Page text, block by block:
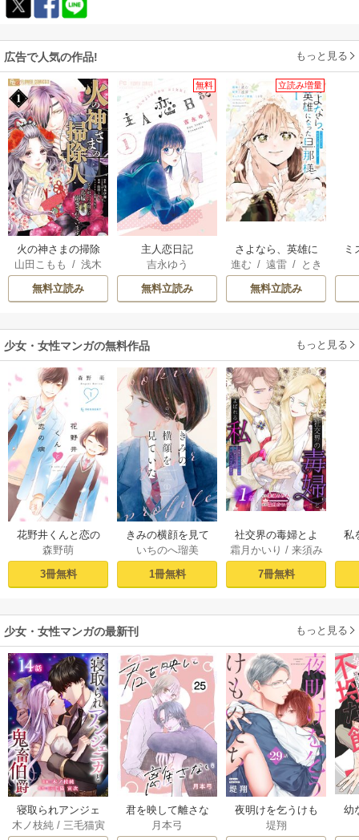
広告で人気の作品! もっと見る
火の神さまの掃除
人ですが、いつの
間にか花嫁として
溺愛されています
山田こもも /浅木
伊都/SNC
無料立読み
無料
主人恋日記
吉永ゆう
無料立読み
立読み増量
さよなら、英雄に
なった旦那様 ～
ただ祈るだけの役
立たずな妻のはず
進む / 遠雷/ とき
間
無料立読み
ミ
少女・女性マンガの無料作品 もっと見る
花野井くんと恋の
病（１）
森野萌
3冊無料
きみの横顔を見て
いた（１）
いちのへ瑠美
1冊無料
社交界の毒婦とよ
ばれる私～素敵な
辺境伯令息に腕を
折られたので、責
す～［ばら売り］
霜月かいり / 来須み
7冊無料
私
少女・女性マンガの最新刊 もっと見る
寝取られアンジェ
ニカと鬼畜伯爵
木ノ枝純/ 三毛猫寅
君を映して離さな
い[ばら売り] 25巻
月本弓
夜明けを乞うけも
のたち[ばら売り] 2
堤翔
幼